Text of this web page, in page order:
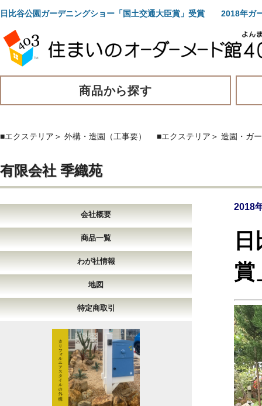
日比谷公園ガーデニングショー「国土交通大臣賞」受賞 2018年ガ
商品から探す
■エクステリア ＞ 外構・造園（工事要） ■エクステリア ＞ 造園・ガ
有限会社 季織苑
会社概要
商品一覧
わが社情報
地図
特定商取引
2018
賞